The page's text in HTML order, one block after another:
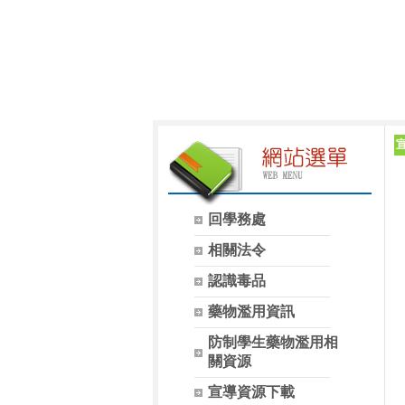
回學務處
相關法令
認識毒品
藥物濫用資訊
防制學生藥物濫用相
關資源
宣導資源下載